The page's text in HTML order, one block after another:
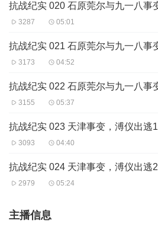
3287 05:01
3173 04:52
3155 05:37
抗战纪实 023 天津事变，溥仪出逃1
3093 04:40
抗战纪实 024 天津事变，溥仪出逃2
2979 05:24
主播信息